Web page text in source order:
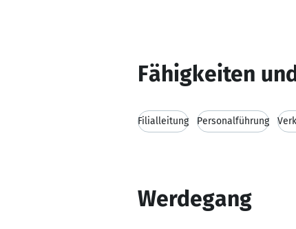
Fähigkeiten
Filialleitung Personalführung
Werdegang